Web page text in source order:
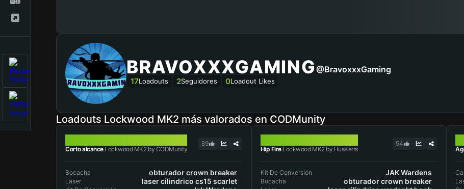
BRAVOXXXGAMING@BravoxxxGaming
17Loadouts 2Seguidores 0Loadout Likes
Loadouts Lockwood MK2 más valorados en CODMunity
Corto alcanceLockwood MK2 by CODMunity
89
Bocacha obturador crown breaker
Laser laser cilindrico cs15 scarlet
Hip FireLockwood MK2 by HusKerrs
54
Kit De Conversión JAK Wardens
Bocacha obturador crown breaker